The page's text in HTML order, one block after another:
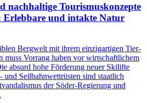
nachhaltige Tourismuskonzepte
Erlebbare und intakte Natur
Bergwelt mit ihrem einzigartigen Tier-
muss Vorrang haben vor wirtschaftlichem
absurd hohe Förderung neuer Skilifte
und Seilbahnwettrüsten sind staatlich
der Söder-Regierung und